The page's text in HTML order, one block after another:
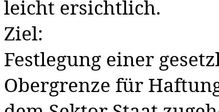
leicht ersichtlich.
Ziel:
Festlegung einer
Obergrenze für